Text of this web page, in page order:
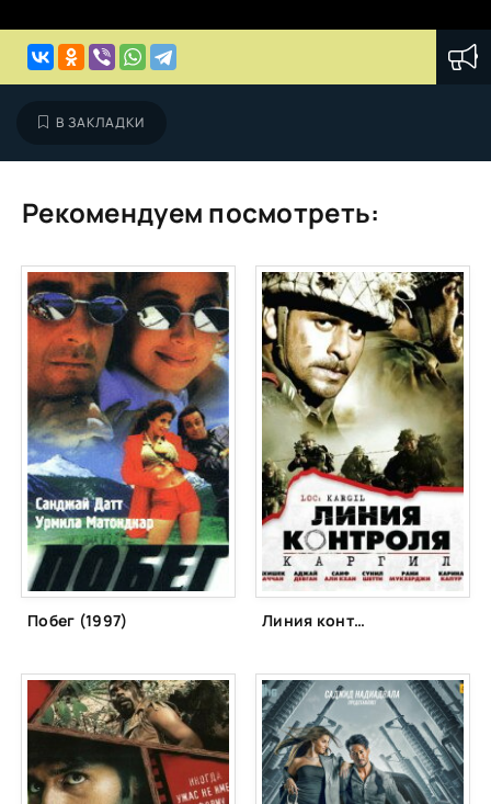
В ЗАКЛАДКИ
Рекомендуем посмотреть:
Побег (1997) Линия контроля (2003)